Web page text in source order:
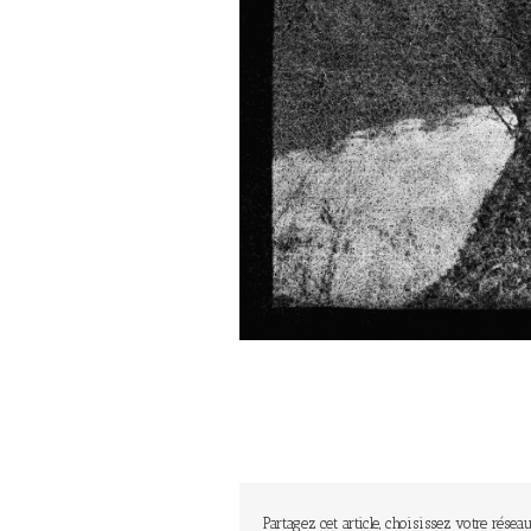
Partagez cet article, choisissez votre